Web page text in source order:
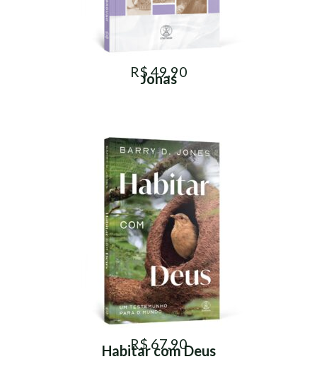
R$ 49,90
Jonas
R$ 67,90
Habitar com Deus